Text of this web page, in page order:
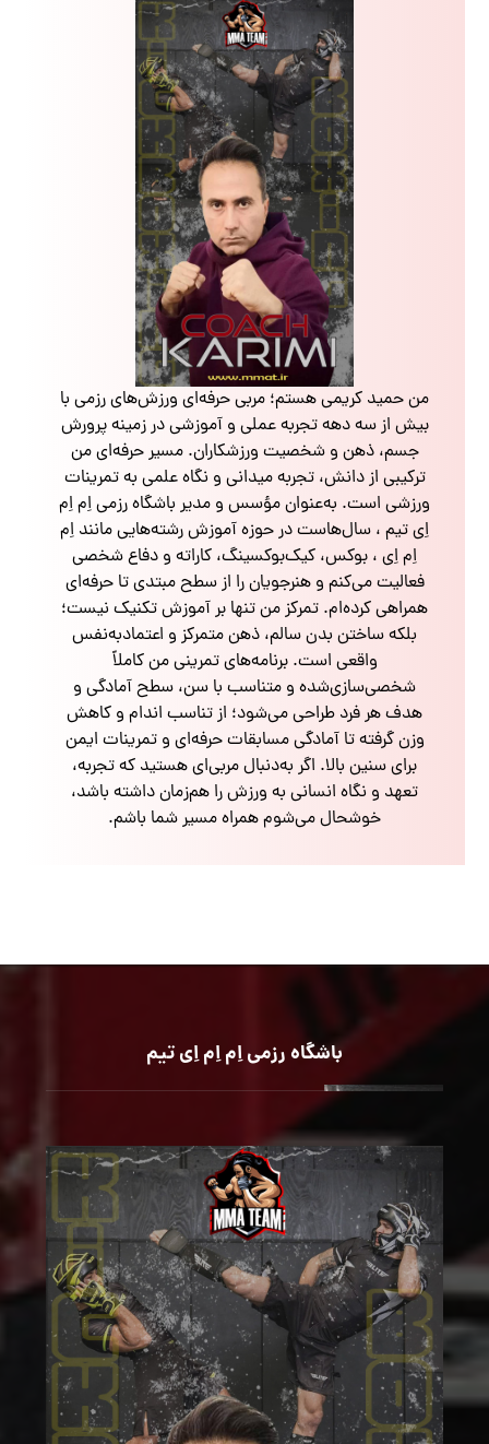
من حمید کریمی هستم؛ مربی حرفه‌ای ورزش‌های رزمی با
بیش از سه دهه تجربه عملی و آموزشی در زمینه پرورش
جسم، ذهن و شخصیت ورزشکاران. مسیر حرفه‌ای من
ترکیبی از دانش، تجربه میدانی و نگاه علمی به تمرینات
ورزشی است. به‌عنوان مؤسس و مدیر باشگاه رزمی اِم اِم
اِی تیم ، سال‌هاست در حوزه آموزش رشته‌هایی مانند اِم
اِم اِی ، بوکس، کیک‌بوکسینگ، کاراته و دفاع شخصی
فعالیت می‌کنم و هنرجویان را از سطح مبتدی تا حرفه‌ای
همراهی کرده‌ام. تمرکز من تنها بر آموزش تکنیک نیست؛
بلکه ساختن بدن سالم، ذهن متمرکز و اعتمادبه‌نفس
واقعی است. برنامه‌های تمرینی من کاملاً
شخصی‌سازی‌شده و متناسب با سن، سطح آمادگی و
هدف هر فرد طراحی می‌شود؛ از تناسب اندام و کاهش
وزن گرفته تا آمادگی مسابقات حرفه‌ای و تمرینات ایمن
برای سنین بالا. اگر به‌دنبال مربی‌ای هستید که تجربه،
تعهد و نگاه انسانی به ورزش را هم‌زمان داشته باشد،
خوشحال می‌شوم همراه مسیر شما باشم.
باشگاه رزمی اِم اِم اِی تیم